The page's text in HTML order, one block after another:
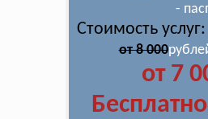
-
Стоимость услуг:
от 8 000
от 7
Бесплатно